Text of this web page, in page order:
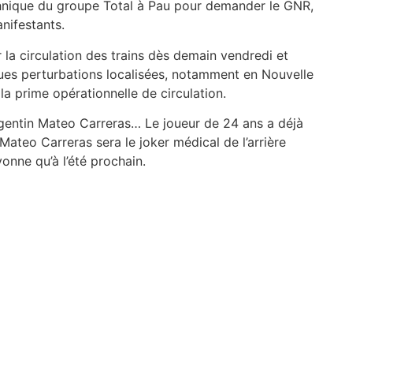
du groupe Total à Pau pour demander le GNR,
la circulation des trains dès demain vendredi et
perturbations localisées, notamment en Nouvelle
prime opérationnelle de circulation.
Mateo Carreras… Le joueur de 24 ans a déjà
Carreras sera le joker médical de l’arrière
qu’à l’été prochain.